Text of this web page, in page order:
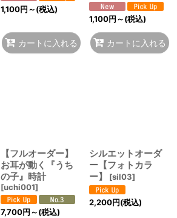
1,100円～(税込)
カートに入れる
1,100円～(税込)
カートに入れる
【フルオーダー】
お耳が動く『うち
の子』時計
[uchi001]
7,700円～(税込)
シルエットオーダ
ー【フォトカラ
ー】
[sil03]
2,200円(税込)